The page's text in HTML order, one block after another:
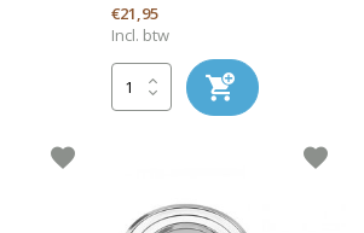
€21,95
Incl. btw